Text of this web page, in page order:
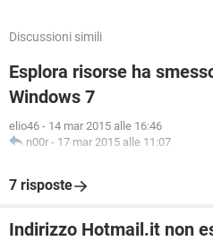
Discussioni simili
Esplora risorse ha
Windows 7
elio46 - 14 mar 2015 alle 16:46
n00r - 17 mar 2015 alle 11:07
7 risposte
Indirizzo Hotmail.it non